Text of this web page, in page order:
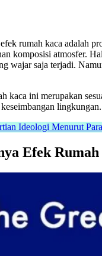
rumah kaca adalah
komposisi atmosfer.
wajar saja terjadi.
kaca ini merupakan
Ideologi Menurut
Efek